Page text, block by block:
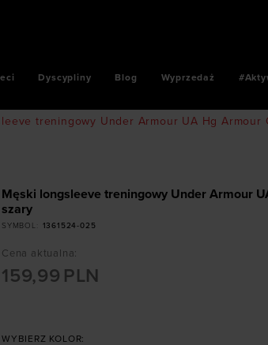
Dyscypliny Blog Wyprzedaż
treningowy Under Armour UA Hg Armour
Męski longsleeve treningowy Under Armour
szary
SYMBOL 1361524-025
Cena aktualna:
159,99 PLN
WYBIERZ KOLOR: